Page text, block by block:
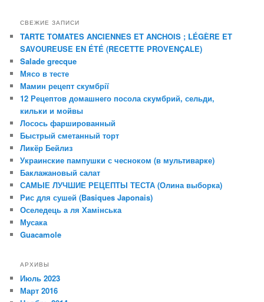
СВЕЖИЕ ЗАПИСИ
TARTE TOMATES ANCIENNES ET ANCHOIS ; LÉGÈRE ET
SAVOUREUSE EN ÉTÉ (RECETTE PROVENÇALE)
Salade grecque
Мясо в тесте
Мамин рецепт скумбрії
12 Рецептов домашнего посола скумбрий, сельди,
кильки и мойвы
Лосось фаршированный
Быстрый сметанный торт
Ликёр Бейлиз
Украинские пампушки с чесноком (в мультиварке)
Баклажановый салат
САМЫЕ ЛУЧШИЕ РЕЦЕПТЫ ТЕСТА (Олина выборка)
Рис для сушей (Basiques Japonais)
Оселедець а ля Хамінська
Мусака
Guacamole
АРХИВЫ
Июль 2023
Март 2016